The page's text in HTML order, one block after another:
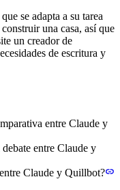
se adapta a su tarea
una casa, así que
un creador de
de escritura y
entre Claude y
entre Claude y
Claude y Quillbot?